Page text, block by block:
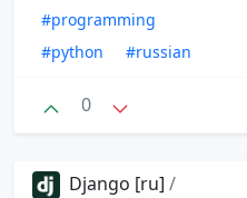
#programming
#python
#russian
0
Django [ru] /